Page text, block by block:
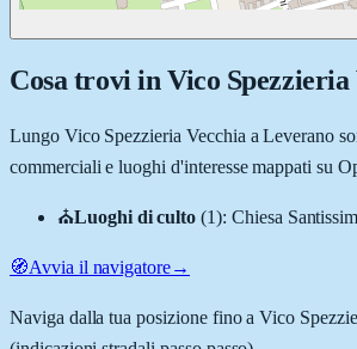
Cosa trovi in Vico Spezzieria
Lungo Vico Spezzieria Vecchia aLeverano
commerciali e luoghi d'interesse mappati su
⛪Luoghi di culto (1): Chiesa
🧭Avvia il navigatore→
Naviga dalla tua posizione fino aVico